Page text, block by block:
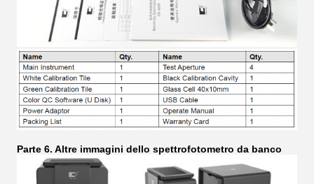
Parte 6. Altre immagini dello spettrofotometro da banco